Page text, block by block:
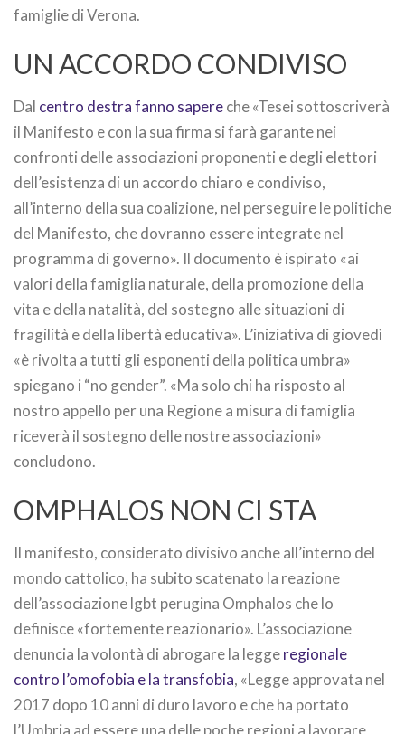
famiglie di Verona.
UN ACCORDO CONDIVISO
Dal centro destra fanno sapereche «Tesei sottoscriverà
il Manifesto e con la sua firma si farà garante nei
confronti delle associazioni proponenti e degli elettori
dell’esistenza di un accordo chiaro e condiviso,
all’interno della sua coalizione, nel perseguire le politiche
del Manifesto, che dovranno essere integrate nel
programma di governo». Il documento è ispirato «ai
valori della famiglia naturale, della promozione della
vita e della natalità, del sostegno alle situazioni di
fragilità e della libertà educativa». L’iniziativa di giovedì
«è rivolta a tutti gli esponenti della politica umbra»
spiegano i “no gender”. «Ma solo chi ha risposto al
nostro appello per una Regione a misura di famiglia
riceverà il sostegno delle nostre associazioni»
concludono.
OMPHALOS NON CI STA
Il manifesto, considerato divisivo anche all’interno del
mondo cattolico, ha subito scatenato la reazione
dell’associazione lgbt perugina Omphalos che lo
definisce «fortemente reazionario». L’associazione
denuncia la volontà di abrogare la leggeregionale
contro l’omofobia e la transfobia, «Legge approvata nel
2017 dopo 10 anni di duro lavoro e che ha portato
l’Umbria ad essere una delle poche regioni a lavorare